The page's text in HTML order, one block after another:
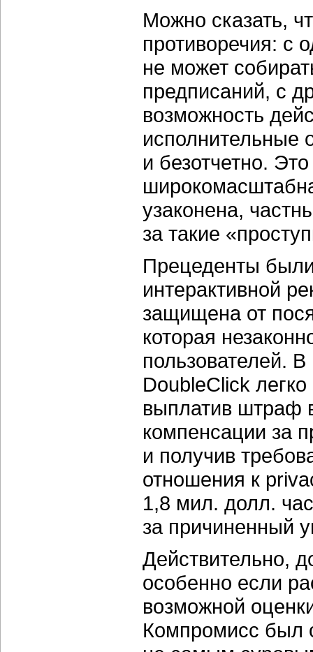
Можно сказать,
противоречия: с
не может
предписаний, с
возможность
исполнительные
и безотчетно.
узаконена,
за такие
Прецеденты
интерактивной
защищена от
которая
пользователей.
DoubleClick
выплатив штраф
компенсации за
и получив
отношения к
1,8 мил. долл.
за причиненный
Действительно,
особенно если
возможной
Компромисс был